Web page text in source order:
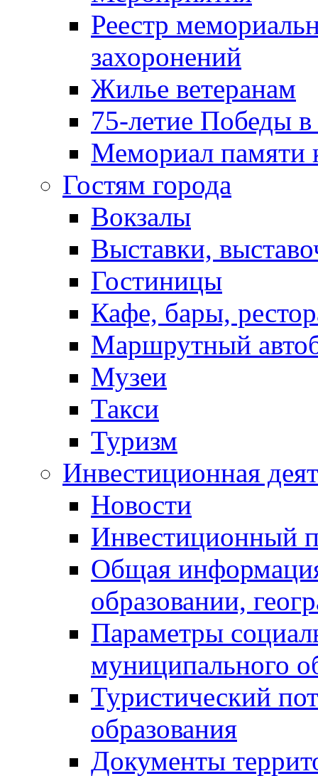
Реестр
захоронений
Жилье ветеранам
75-летие Победы
Мемориал памяти
Гостям города
Вокзалы
Выставки,
Гостиницы
Кафе, бары,
Маршрутный
Музеи
Такси
Туризм
Инвестиционная
Новости
Инвестиционный
Общая
образовании,
Параметры
муниципального
Туристический
образования
Документы